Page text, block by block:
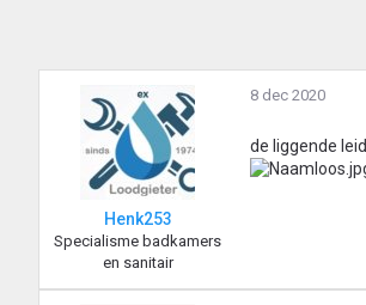
Henk253
Specialisme badkamers
en sanitair
8 dec 2020
de liggende